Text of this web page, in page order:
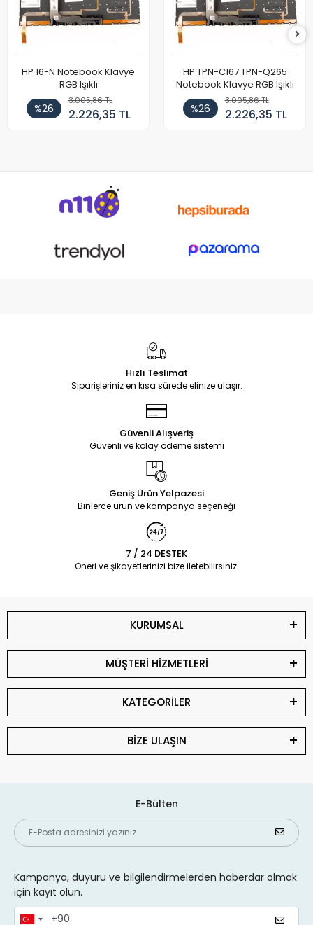
HP 16-N Notebook Klavye
RGB Işıklı
%26
3.005,86 TL
2.226,35 TL
HP TPN-C167 TPN-Q265
Notebook Klavye RGB Işıklı
%26
3.005,86 TL
2.226,35 TL
Hızlı Teslimat
Siparişleriniz en kısa sürede elinize ulaşır.
Güvenli Alışveriş
Güvenli ve kolay ödeme sistemi
Geniş Ürün Yelpazesi
Binlerce ürün ve kampanya seçeneği
7 / 24 DESTEK
Öneri ve şikayetlerinizi bize iletebilirsiniz.
KURUMSAL
MÜŞTERİ HİZMETLERİ
KATEGORİLER
BİZE ULAŞIN
E-Bülten
Kampanya, duyuru ve bilgilendirmelerden haberdar olmak
için kayıt olun.